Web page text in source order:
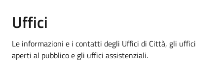
Uffici
Le informazioni e i contatti degli Uffici di Città, gli uffici
aperti al pubblico e gli uffici assistenziali.